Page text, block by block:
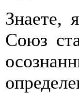
Знаете,
Союз